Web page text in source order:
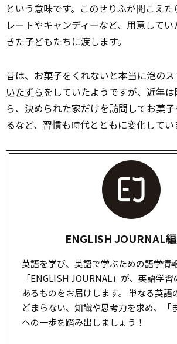
という意味です。このせりふが聞こえ
レートやキャンディーなど、用意して
きた子どもたちに渡します。
昔は、お菓子をくれないと本当に泡の
いたずらをしていたようですが、近年
ら、決められた家だけを訪問してお菓
るなど、習慣も時代とともに変化してい
ENGLISH JOURNAL
英語を学び、英語で学ぶための語学情
「ENGLISH JOURNAL」が、英語学
あるものをお届けします。 単なる英語
どまらない、知識や思考力を求め、「
への一歩を踏み出しましょう！